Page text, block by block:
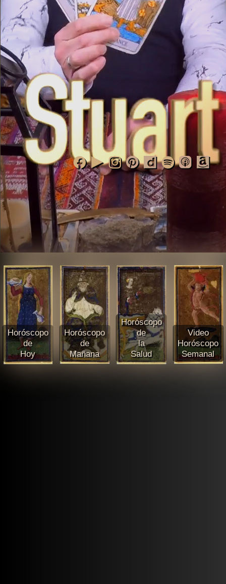
Horóscopo
de
Hoy
Horóscopo
de
Mañana
Horóscopo
de
la
Salud
Video
Horóscopo
Semanal